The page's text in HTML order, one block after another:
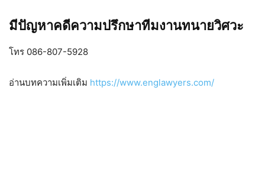
มีปัญหาคดีความปรึกษาทีมงานทนายวิศวะ
โทร 086-807-5928
อ่านบทความเพิ่มเติม https://www.englawyers.com/